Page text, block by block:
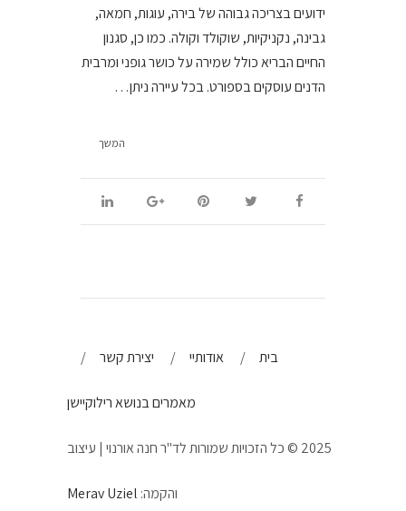
ידועים בצריכה גבוהה של בירה, עוגות, חמאה,
גבינה, נקניקיות, שוקולד וקולה. כמו כן, סגנון
החיים הבריא כולל שמירה על כושר גופני ומרבית
הדנים עוסקים בספורט. בכל עיירה ניתן…
המשך
בית אודותיי יצירת קשר
מאמרים בנושא רילוקיישן
2025 © כל הזכויות שמורות לד"ר חנה אורנוי | עיצוב
והקמה: Merav Uziel